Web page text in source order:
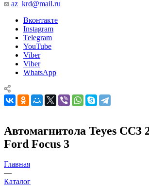
az_krd@mail.ru
Вконтакте
Instagram
Telegram
YouTube
Viber
Viber
WhatsApp
Автомагнитола Teyes CC3
Ford Focus 3
Главная
—
Каталог